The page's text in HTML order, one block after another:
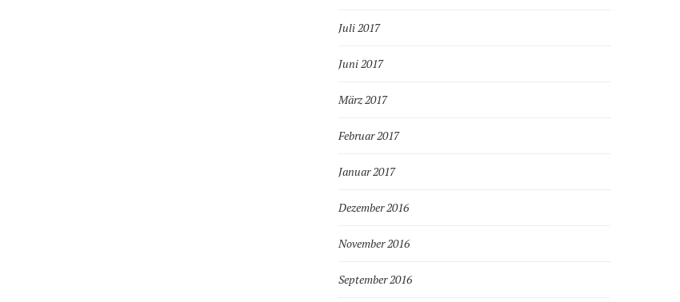
Juli 2017
Juni 2017
März 2017
Februar 2017
Januar 2017
Dezember 2016
November 2016
September 2016